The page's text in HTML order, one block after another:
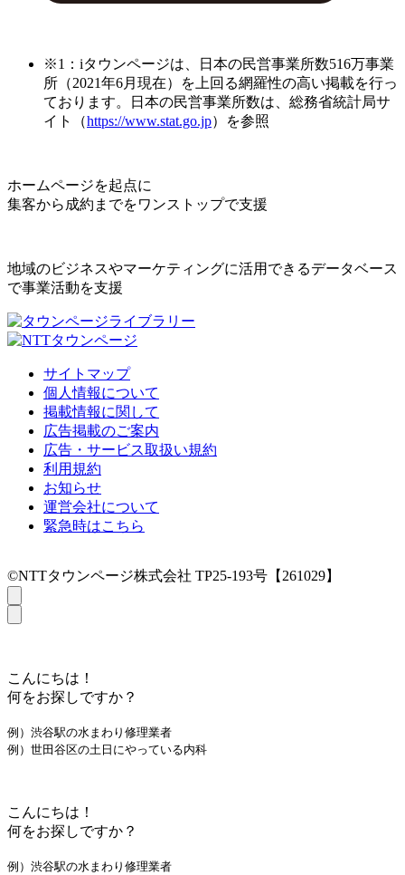
※1：iタウンページは、日本の民営事業所数516万事業
所（2021年6月現在）を上回る網羅性の高い掲載を行っ
ております。日本の民営事業所数は、総務省統計局サ
イト（https://www.stat.go.jp）を参照
ホームページを起点に
集客から成約までをワンストップで支援
地域のビジネスやマーケティングに活用できるデータベース
で事業活動を支援
サイトマップ
個人情報について
掲載情報に関して
広告掲載のご案内
広告・サービス取扱い規約
利用規約
お知らせ
運営会社について
緊急時はこちら
©NTTタウンページ株式会社 TP25-193号【261029】
こんにちは！
何をお探しですか？
例）渋谷駅の水まわり修理業者
例）世田谷区の土日にやっている内科
こんにちは！
何をお探しですか？
例）渋谷駅の水まわり修理業者